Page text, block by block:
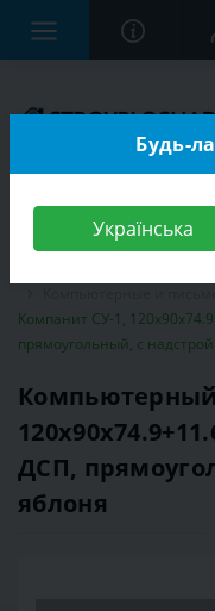
Компанит СУ-1,
прямоугольный, с
ДСП,
яблоня
Будь-
Українська